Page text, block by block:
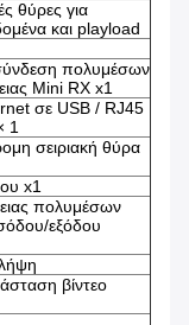
θύρες για
και playload
πολυμέσων
Mini RX x1
σε USB / RJ45
1
σειριακή θύρα
x1
πολυμέσων
εξόδου
βίντεο